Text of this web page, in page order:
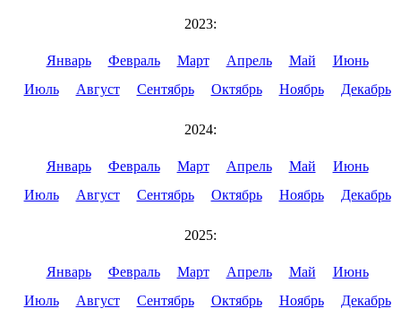
2023:
Январь Февраль Март Апрель Май
Июнь
Июль
Август Сентябрь Октябрь Ноябрь Декабрь
2024:
Январь Февраль Март Апрель Май
Июнь
Июль
Август Сентябрь Октябрь Ноябрь Декабрь
2025:
Январь Февраль Март Апрель Май
Июнь
Июль
Август Сентябрь Октябрь Ноябрь Декабрь